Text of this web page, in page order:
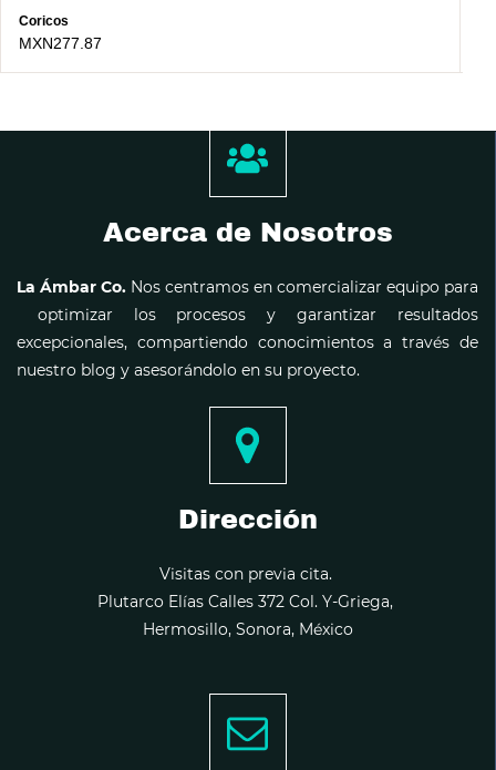
Coricos
MXN277.87
Acerca de Nosotros
La Ámbar Co. Nos centramos en comercializar equipo para
optimizar los procesos y garantizar resultados
excepcionales, compartiendo conocimientos a través de
nuestro blog y asesorándolo en su proyecto.
Dirección
Visitas con previa cita.
Plutarco Elías Calles 372 Col. Y-Griega,
Hermosillo, Sonora, México